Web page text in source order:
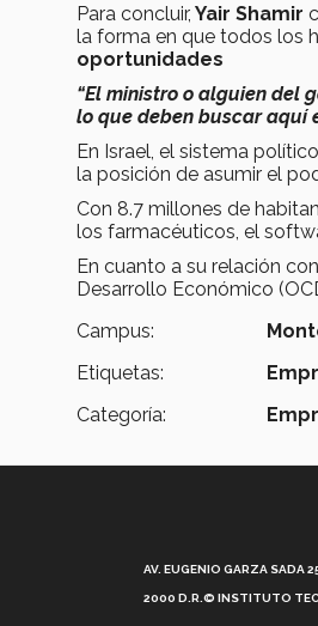
Para concluir, Yair Shamir
la forma en que todos los
oportunidades
“El ministro o alguien del
lo que deben buscar aquí
En Israel, el sistema
la posición de asumir el
Con 8.7 millones de
los farmacéuticos, el
En cuanto a su relación
Desarrollo Económico
Campus:
Etiquetas:
Categoría:
AV. EUGENIO GARZA SADA
2000 D.R.© INSTITUTO